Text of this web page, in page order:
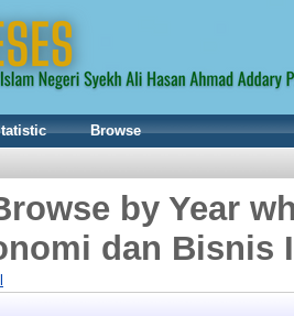
Browse
by Year
dan Bisnis